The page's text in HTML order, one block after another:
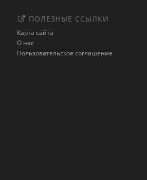
ПОЛЕЗНЫЕ ССЫЛКИ
Карта сайта
О нас
Пользовательское соглашение